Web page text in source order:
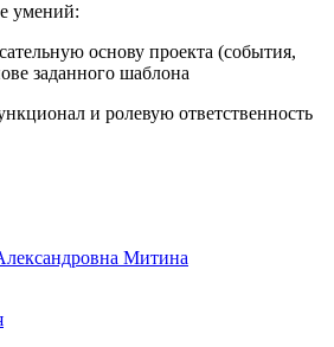
умений:
основу проекта (события,
заданного шаблона
и ролевую ответственность
Митина